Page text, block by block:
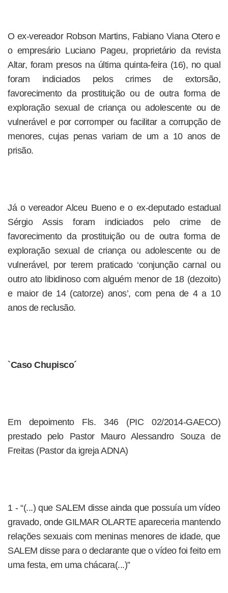
O ex-vereador Robson Martins, Fabiano Viana Otero e
o empresário Luciano Pageu, proprietário da revista
Altar, foram presos na última quinta-feira (16), no qual
foram indiciados pelos crimes de extorsão,
favorecimento da prostituição ou de outra forma de
exploração sexual de criança ou adolescente ou de
vulnerável e por corromper ou facilitar a corrupção de
menores, cujas penas variam de um a 10 anos de
prisão.
Já o vereador Alceu Bueno e o ex-deputado estadual
Sérgio Assis foram indiciados pelo crime de
favorecimento da prostituição ou de outra forma de
exploração sexual de criança ou adolescente ou de
vulnerável, por terem praticado ‘conjunção carnal ou
outro ato libidinoso com alguém menor de 18 (dezoito)
e maior de 14 (catorze) anos’, com pena de 4 a 10
anos de reclusão.
`Caso Chupisco´
Em depoimento Fls. 346 (PIC 02/2014-GAECO)
prestado pelo Pastor Mauro Alessandro Souza de
Freitas (Pastor da igreja ADNA)
1 - “(...) que SALEM disse ainda que possuía um vídeo
gravado, onde GILMAR OLARTE apareceria mantendo
relações sexuais com meninas menores de idade, que
SALEM disse para o declarante que o vídeo foi feito em
uma festa, em uma chácara(...)”